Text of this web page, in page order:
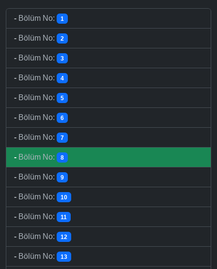
- Bölüm No: 1
- Bölüm No: 2
- Bölüm No: 3
- Bölüm No: 4
- Bölüm No: 5
- Bölüm No: 6
- Bölüm No: 7
- Bölüm No: 8
- Bölüm No: 9
- Bölüm No: 10
- Bölüm No: 11
- Bölüm No: 12
- Bölüm No: 13